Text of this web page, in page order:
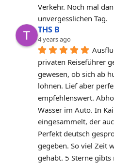
Verkehr. Noch mal
unvergesslichen Tag.
THS B
4 years ago
privaten Reiseführer
gewesen, ob sich ab
lohnen. Lief aber
empfehlenswert.
Wasser im Auto. In
eingesammelt, der
Perfekt deutsch
gegeben. So viel Zeit
gehabt. 5 Sterne